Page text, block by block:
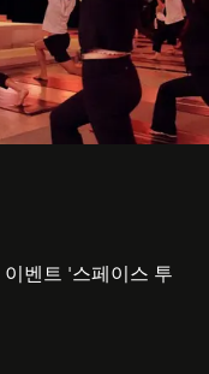
벤트 '스페이스 투